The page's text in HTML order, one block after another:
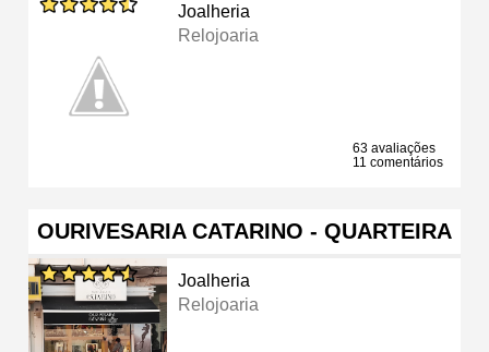
Joalheria
Relojoaria
63 avaliações
11 comentários
OURIVESARIA CATARINO - QUARTEIRA
Joalheria
Relojoaria